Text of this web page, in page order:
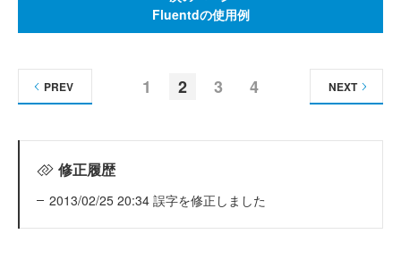
Fluentdの使用例
1 2 3 4
PREV NEXT
修正履歴
2013/02/25 20:34 誤字を修正しました